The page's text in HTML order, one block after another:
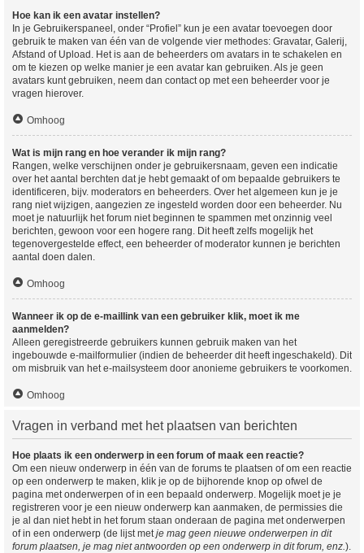
Hoe kan ik een avatar instellen?
In je Gebruikerspaneel, onder “Profiel” kun je een avatar toevoegen door
gebruik te maken van één van de volgende vier methodes: Gravatar, Galerij,
Afstand of Upload. Het is aan de beheerders om avatars in te schakelen en
om te kiezen op welke manier je een avatar kan gebruiken. Als je geen
avatars kunt gebruiken, neem dan contact op met een beheerder voor je
vragen hierover.
Omhoog
Wat is mijn rang en hoe verander ik mijn rang?
Rangen, welke verschijnen onder je gebruikersnaam, geven een indicatie
over het aantal berchten dat je hebt gemaakt of om bepaalde gebruikers te
identificeren, bijv. moderators en beheerders. Over het algemeen kun je je
rang niet wijzigen, aangezien ze ingesteld worden door een beheerder. Nu
moet je natuurlijk het forum niet beginnen te spammen met onzinnig veel
berichten, gewoon voor een hogere rang. Dit heeft zelfs mogelijk het
tegenovergestelde effect, een beheerder of moderator kunnen je berichten
aantal doen dalen.
Omhoog
Wanneer ik op de e-maillink van een gebruiker klik, moet ik me
aanmelden?
Alleen geregistreerde gebruikers kunnen gebruik maken van het
ingebouwde e-mailformulier (indien de beheerder dit heeft ingeschakeld). Dit
om misbruik van het e-mailsysteem door anonieme gebruikers te voorkomen.
Omhoog
Vragen in verband met het plaatsen van berichten
Hoe plaats ik een onderwerp in een forum of maak een reactie?
Om een nieuw onderwerp in één van de forums te plaatsen of om een reactie
op een onderwerp te maken, klik je op de bijhorende knop op ofwel de
pagina met onderwerpen of in een bepaald onderwerp. Mogelijk moet je je
registreren voor je een nieuw onderwerp kan aanmaken, de permissies die
je al dan niet hebt in het forum staan onderaan de pagina met onderwerpen
of in een onderwerp (de lijst met je mag geen nieuwe onderwerpen in dit
forum plaatsen, je mag niet antwoorden op een onderwerp in dit forum, enz. ).